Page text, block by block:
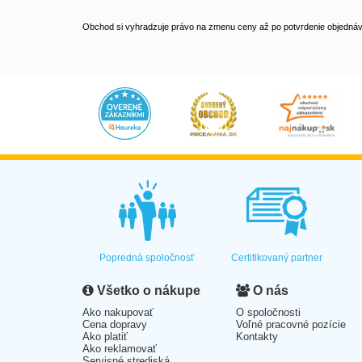
Obchod si vyhradzuje právo na zmenu ceny až po potvrdenie
Popredná spoločnosť Certifikovaný partner
Všetko o nákupe
Ako nakupovať
Cena dopravy
Ako platiť
Ako reklamovať
O nás
O spoločnosti
Voľné pracovné pozície
Kontakty